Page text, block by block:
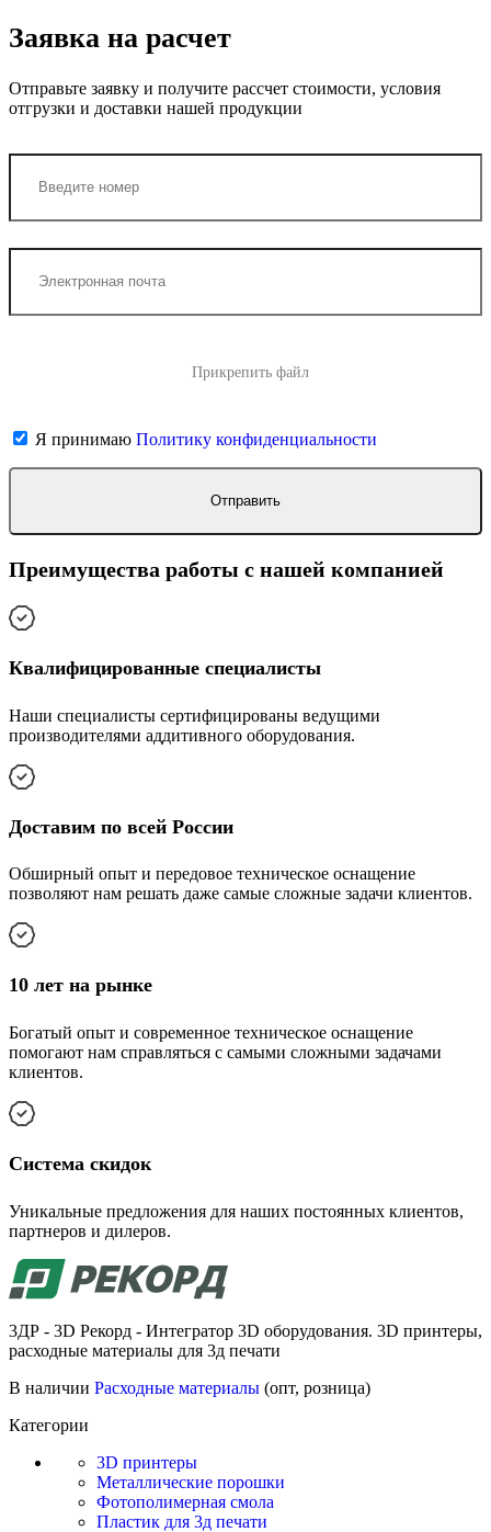
Заявка на расчет
Отправьте заявку и получите рассчет стоимости, условия
отгрузки и доставки нашей продукции
Прикрепить файл
Я принимаю Политику конфиденциальности
Преимущества работы с нашей компанией
Квалифицированные специалисты
Наши специалисты сертифицированы ведущими
производителями аддитивного оборудования.
Доставим по всей России
Обширный опыт и передовое техническое оснащение
позволяют нам решать даже самые сложные задачи клиентов.
10 лет на рынке
Богатый опыт и современное техническое оснащение
помогают нам справляться с самыми сложными задачами
клиентов.
Cистема скидок
Уникальные предложения для наших постоянных клиентов,
партнеров и дилеров.
3ДР - 3D Рекорд - Интегратор 3D оборудования. 3D принтеры,
расходные материалы для 3д печати
В наличии Расходные материалы (опт, розница)
Категории
3D принтеры
Металлические порошки
Фотополимерная смола
Пластик для 3д печати